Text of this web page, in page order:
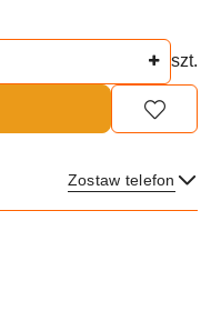
szt.
Zostaw telefon